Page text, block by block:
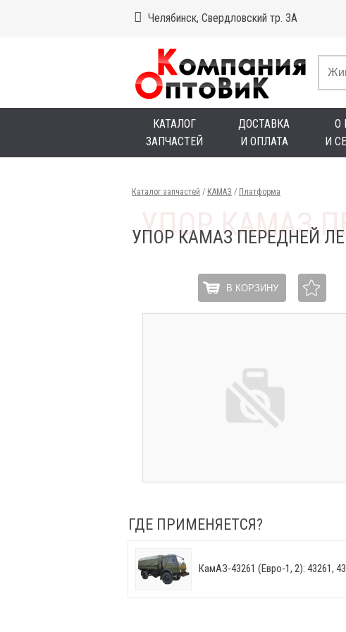
Челябинск, Свердловский тр. 3А
КАТАЛОГ
ЗАПЧАСТЕЙ
ДОСТАВКА
И ОПЛАТА
О
И
Каталог запчастей / КАМАЗ / Платформа
УПОР КАМАЗ ПЕРЕДНЕЙ
В КОРЗИНУ
ГДЕ ПРИМЕНЯЕТСЯ?
КамАЗ-43261 (Евро-1, 2): 43261,